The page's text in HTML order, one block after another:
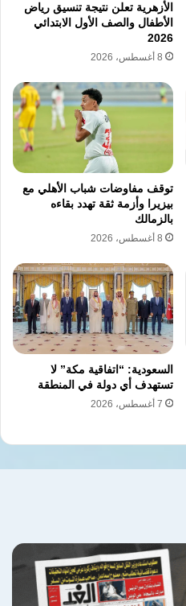
الأزهرية تعلن نتيجة تنسيق رياض
الأطفال والصف الأول الابتدائي
2026
8 أغسطس، 2026
توقف مفاوضات شباب الأهلي مع
بيزيرا وأزمة ثقة تهدد بقاءه
بالزمالك
8 أغسطس، 2026
السعودية: “اتفاقية مكة” لا
تستهدف أي دولة في المنطقة
7 أغسطس، 2026